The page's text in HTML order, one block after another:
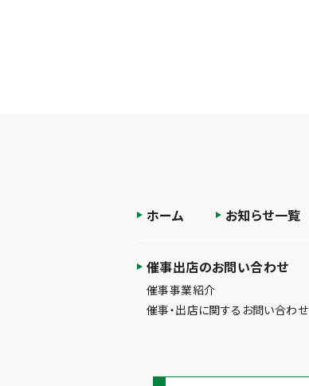
ホーム お知らせ一覧
催事出店のお問い合わせ
催事事業紹介
催事・出店に関するお問い合わせ